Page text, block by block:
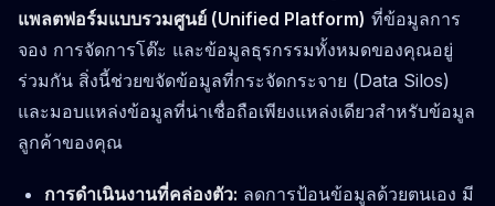
แพลตฟอร์มแบบรวมศูนย์ (Unified Platform) ที่ข้อมูลการ
จอง การจัดการโต๊ะ และข้อมูลธุรกรรมทั้งหมดของคุณอยู่
ร่วมกัน สิ่งนี้ช่วยขจัดข้อมูลที่กระจัดกระจาย (Data Silos)
และมอบแหล่งข้อมูลที่น่าเชื่อถือเพียงแหล่งเดียวสำหรับข้อมูล
ลูกค้าของคุณ
การดำเนินงานที่คล่องตัว: ลดการป้อนข้อมูลด้วยตนเอง มี